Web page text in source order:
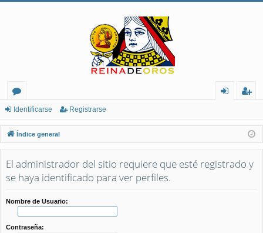
or
os
nt
ifi
ca
ist
ra
rs
Identificarse Registrarse
Índice general
El administrador del sitio requiere que esté registrado y
se haya identificado para ver perfiles.
Nombre de Usuario:
Contraseña: